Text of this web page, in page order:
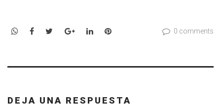
WhatsApp
Facebook
TwitterGoogle+LinkedInPinterest 0 comments
DEJA UNA RESPUESTA